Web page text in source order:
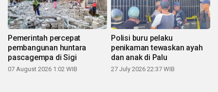
Pemerintah percepat
pembangunan huntara
pascagempa di Sigi
07 August 2026 1:02 WIB
Polisi buru pelaku
penikaman tewaskan ayah
dan anak di Palu
27 July 2026 22:37 WIB